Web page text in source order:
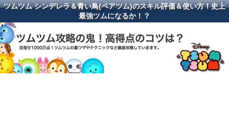
ツムツム シンデレラ＆青い鳥(ペアツム)のスキル評価＆使い方！史上
最強ツムになるか！？